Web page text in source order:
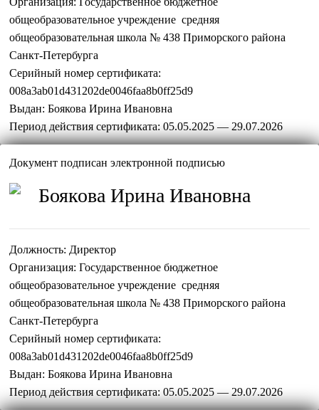
общеобразовательное учреждение средняя
общеобразовательная школа № 438 Приморского района
Санкт-Петербурга
Серийный номер сертификата:
008a3ab01d431202de0046faa8b0ff25d9
Выдан: Боякова Ирина Ивановна
Период действия сертификата: 05.05.2025 — 29.07.2026
Документ подписан электронной подписью
Боякова Ирина Ивановна
Должность: Директор
Организация: Государственное бюджетное
общеобразовательное учреждение средняя
общеобразовательная школа № 438 Приморского района
Санкт-Петербурга
Серийный номер сертификата:
008a3ab01d431202de0046faa8b0ff25d9
Выдан: Боякова Ирина Ивановна
Период действия сертификата: 05.05.2025 — 29.07.2026